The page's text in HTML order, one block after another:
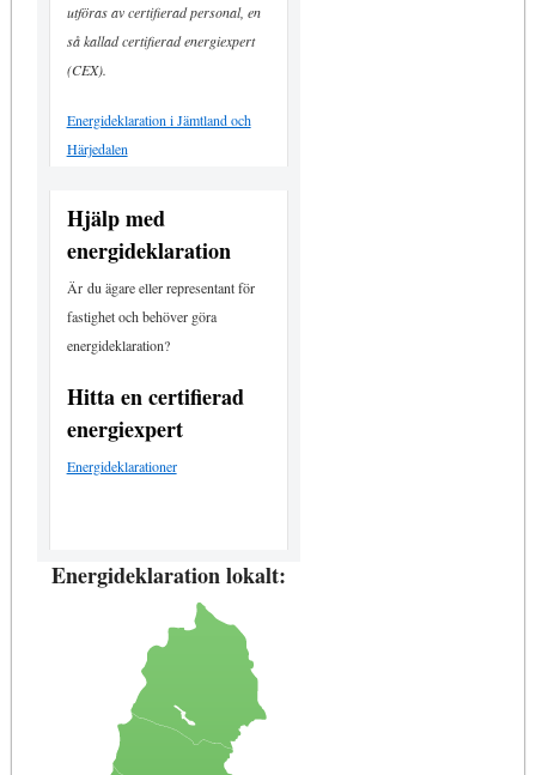
utföras av certifierad personal, en
så kallad certifierad energiexpert
(CEX).
Energideklaration i Jämtland och
Härjedalen
Hjälp med
energideklaration
Är du ägare eller representant för
fastighet och behöver göra
energideklaration?
Hitta en certifierad
energiexpert
Energideklarationer
Energideklaration lokalt: